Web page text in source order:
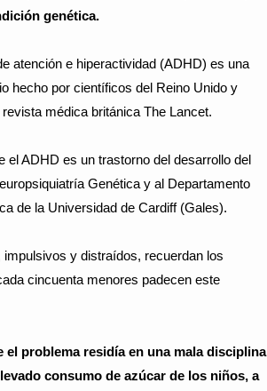
genética.
atención e hiperactividad (ADHD) es una
hecho por científicos del Reino Unido y
médica británica The Lancet.
el ADHD es un trastorno del desarrollo del
Genética y al Departamento
de la Universidad de Cardiff (Gales).
y distraídos, recuerdan los
cincuenta menores padecen este
el problema residía en una mala disciplina
consumo de azúcar de los niños, a